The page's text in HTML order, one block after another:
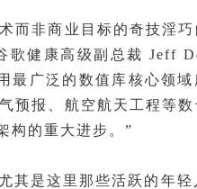
而非商业目标的奇技淫
歌健康高级副总裁 Jeff
广泛的数值库核心领域
预报、航空航天工程等数
构的重大进步。”
其是这里那些活跃的年轻